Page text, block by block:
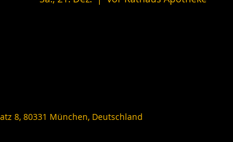
8, 80331 München, Deutschland